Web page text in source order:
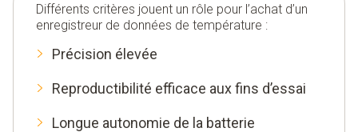
Différents critères jouent un rôle pour l’achat d’un
enregistreur de données de température :
Précision élevée
Reproductibilité efficace aux fins d’essai
Longue autonomie de la batterie